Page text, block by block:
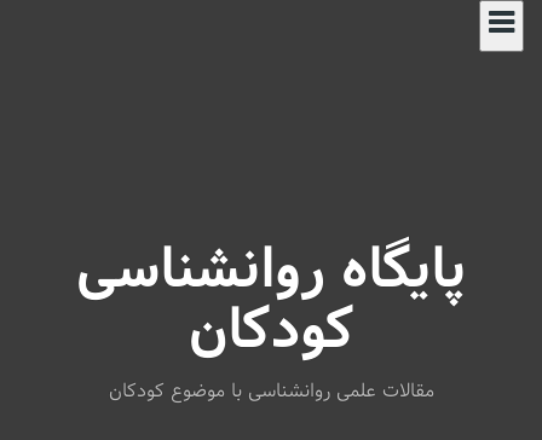
پایگاه روانشناسی
کودکان
مقالات علمی روانشناسی با موضوع کودکان